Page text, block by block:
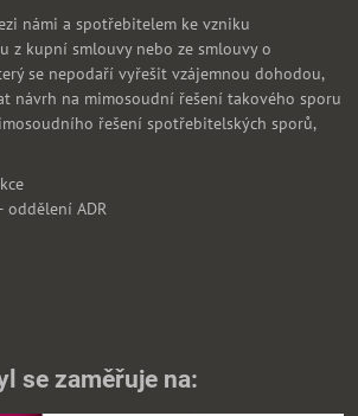
námi a spotřebitelem ke vzniku
z kupní smlouvy nebo ze smlouvy o
se nepodaří vyřešit vzájemnou dohodou,
návrh na mimosoudní řešení takového sporu
řešení spotřebitelských sporů,
oddělení ADR
se zaměřuje na: